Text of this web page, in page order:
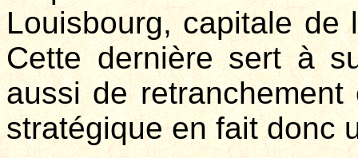
Louisbourg, capitale de
Cette dernière sert à
aussi de
stratégique en fait donc